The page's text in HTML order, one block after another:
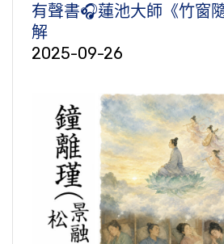
有聲書🎧蓮池大師《竹窗
解
2025-09-26